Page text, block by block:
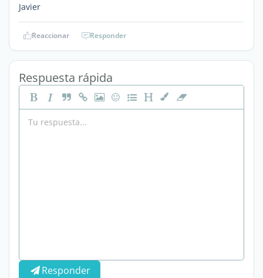
Javier
Reaccionar Responder
Respuesta rápida
Responder